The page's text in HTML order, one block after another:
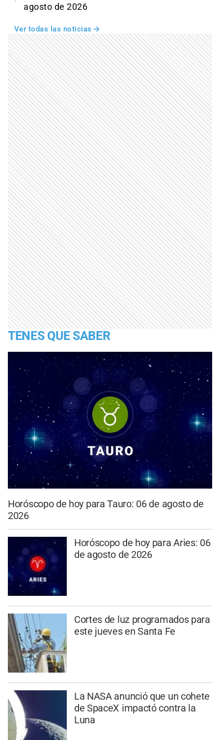
agosto de 2026
Ver todas las noticias
TENES QUE SABER
Horóscopo de hoy para Tauro: 06 de agosto de
2026
Horóscopo de hoy para Aries: 06
de agosto de 2026
Cortes de luz programados para
este jueves en Santa Fe
La NASA anunció que un cohete
de SpaceX impactó contra la
Luna